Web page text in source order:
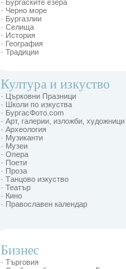
· Бургаските езера
· Черно море
· Бургазлии
· Селища
· История
· География
· Традиции
Култура и изкуство
· Църковни Празници
· Школи по изкуства
· БургасФото.com
· Арт, галерии, изложби, художници
· Археология
· Музиканти
· Музеи
· Опера
· Поети
· Проза
· Танцово изкуство
· Театър
· Кино
· Православен календар
Бизнес
· Търговия